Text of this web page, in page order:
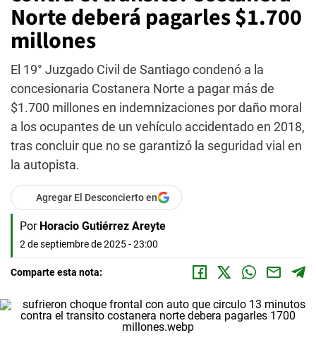
Norte deberá pagarles $1.700
millones
El 19° Juzgado Civil de Santiago condenó a la
concesionaria Costanera Norte a pagar más de
$1.700 millones en indemnizaciones por daño moral
a los ocupantes de un vehículo accidentado en 2018,
tras concluir que no se garantizó la seguridad vial en
la autopista.
Agregar El Desconcierto en
Por Horacio Gutiérrez Areyte
2 de septiembre de 2025 - 23:00
Comparte esta nota: